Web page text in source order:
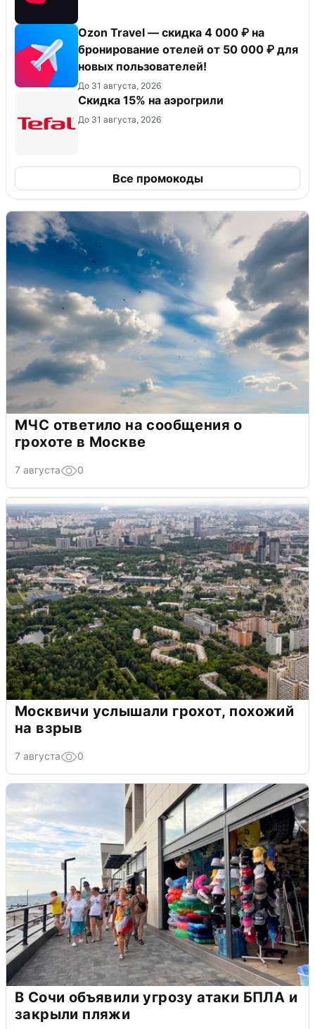
Ozon Travel — скидка 4 000 ₽ на
бронирование отелей от 50 000 ₽ для
новых пользователей!
До 31 августа, 2026
Скидка 15% на аэрогрили
До 31 августа, 2026
Все промокоды
МЧС ответило на сообщения о
грохоте в Москве
7 августа 0
Москвичи услышали грохот, похожий
на взрыв
7 августа 0
В Сочи объявили угрозу атаки БПЛА и
закрыли пляжи